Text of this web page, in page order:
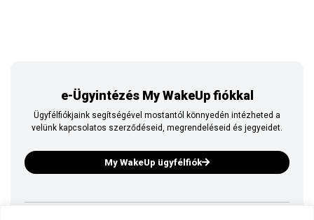
e-Ügyintézés My WakeUp fiókkal
Ügyfélfiókjaink segítségével mostantól könnyedén intézheted a
velünk kapcsolatos szerződéseid, megrendeléseid és jegyeidet.
My WakeUp ügyfélfiók